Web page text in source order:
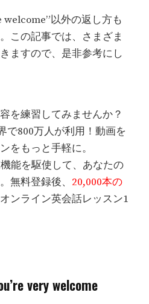
welcome”以外の返し方も
この記事では、さまざま
ますので、是非参考にし
を練習してみませんか？
で800万人が利用！動画を
をもっと手軽に。
能を駆使して、あなたの
無料登録後、 20,000本の
ンライン英会話レッスン1
very welcome